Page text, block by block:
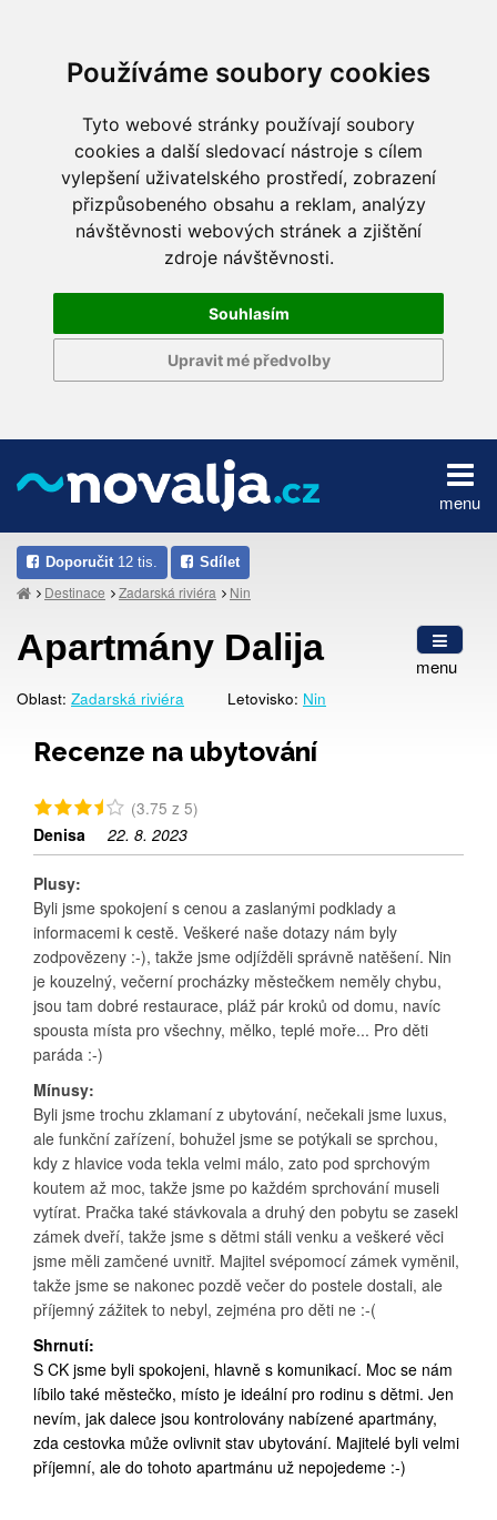
Používáme soubory cookies
Tyto webové stránky používají soubory
cookies a další sledovací nástroje s cílem
vylepšení uživatelského prostředí, zobrazení
přizpůsobeného obsahu a reklam, analýzy
návštěvnosti webových stránek a zjištění
zdroje návštěvnosti.
Souhlasím
Upravit mé předvolby
menu
Doporučit 12 tis. Sdílet
Destinace Zadarská riviéra Nin
menu
Apartmány Dalija
Oblast: Zadarská riviéra Letovisko: Nin
Recenze na ubytování
(3.75 z 5)
Denisa
22. 8. 2023
Plusy:
Byli jsme spokojení s cenou a zaslanými podklady a
informacemi k cestě. Veškeré naše dotazy nám byly
zodpovězeny :-), takže jsme odjížděli správně natěšení. Nin
je kouzelný, večerní procházky městečkem neměly chybu,
jsou tam dobré restaurace, pláž pár kroků od domu, navíc
spousta místa pro všechny, mělko, teplé moře... Pro děti
paráda :-)
Mínusy:
Byli jsme trochu zklamaní z ubytování, nečekali jsme luxus,
ale funkční zařízení, bohužel jsme se potýkali se sprchou,
kdy z hlavice voda tekla velmi málo, zato pod sprchovým
koutem až moc, takže jsme po každém sprchování museli
vytírat. Pračka také stávkovala a druhý den pobytu se zasekl
zámek dveří, takže jsme s dětmi stáli venku a veškeré věci
jsme měli zamčené uvnitř. Majitel svépomocí zámek vyměnil,
takže jsme se nakonec pozdě večer do postele dostali, ale
příjemný zážitek to nebyl, zejména pro děti ne :-(
Shrnutí:
S CK jsme byli spokojeni, hlavně s komunikací. Moc se nám
líbilo také městečko, místo je ideální pro rodinu s dětmi. Jen
nevím, jak dalece jsou kontrolovány nabízené apartmány,
zda cestovka může ovlivnit stav ubytování. Majitelé byli velmi
příjemní, ale do tohoto apartmánu už nepojedeme :-)